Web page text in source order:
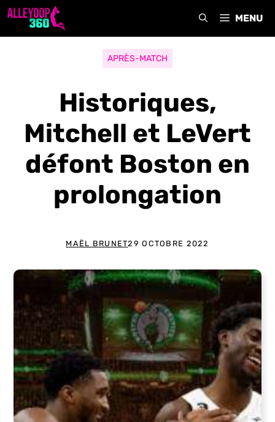
Aller
MENU
APRÈS-MATCH
Historiques,
Mitchell et LeVert
défont Boston en
prolongation
MAËL BRUNET29 OCTOBRE 2022